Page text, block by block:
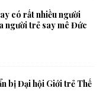
có rất nhiều người
người trẻ say mê Đức
bị Đại hội Giới trẻ Thế